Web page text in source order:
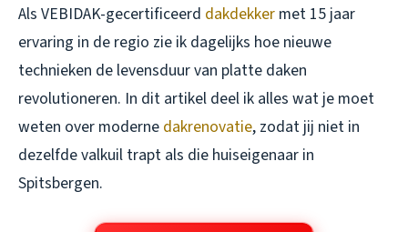
Als VEBIDAK-gecertificeerd dakdekker met 15 jaar
ervaring in de regio zie ik dagelijks hoe nieuwe
technieken de levensduur van platte daken
revolutioneren. In dit artikel deel ik alles wat je moet
weten over moderne dakrenovatie, zodat jij niet in
dezelfde valkuil trapt als die huiseigenaar in
Spitsbergen.